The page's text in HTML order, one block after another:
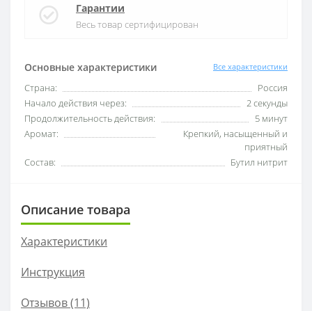
Основные характеристики Все характеристики
Страна:
Россия
Начало действия через:
2 секунды
Продолжительность действия:
5 минут
Аромат:
Крепкий, насыщенный и
приятный
Состав:
Бутил нитрит
Гарантии
Весь товар сертифицирован
Описание товара
Характеристики
Инструкция
Отзывов (11)